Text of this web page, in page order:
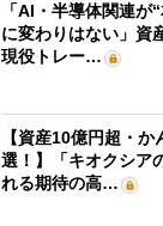
「AI・半導体関連が
に変わりはない」資
現役トレー…
【資産10億円超・
選！】「キオクシア
れる期待の高…